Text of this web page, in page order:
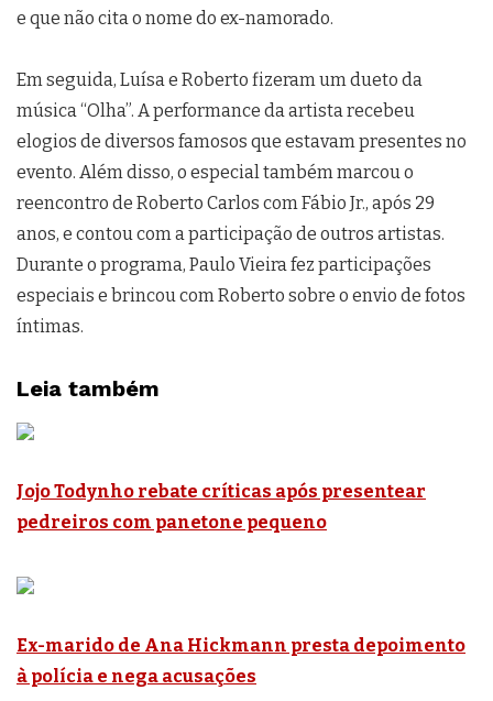
e que não cita o nome do ex-namorado.
Em seguida, Luísa e Roberto fizeram um dueto da
música “Olha”. A performance da artista recebeu
elogios de diversos famosos que estavam presentes no
evento. Além disso, o especial também marcou o
reencontro de Roberto Carlos com Fábio Jr., após 29
anos, e contou com a participação de outros artistas.
Durante o programa, Paulo Vieira fez participações
especiais e brincou com Roberto sobre o envio de fotos
íntimas.
Leia também
Jojo Todynho rebate críticas após presentear
pedreiros com panetone pequeno
Ex-marido de Ana Hickmann presta depoimento
à polícia e nega acusações